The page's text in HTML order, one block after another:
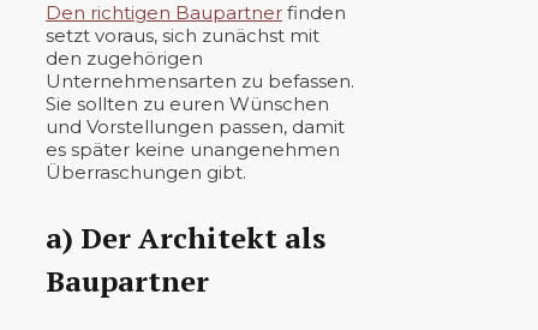
Den richtigen Baupartner finden
setzt voraus, sich zunächst mit
den zugehörigen
Unternehmensarten zu befassen.
Sie sollten zu euren Wünschen
und Vorstellungen passen, damit
es später keine unangenehmen
Überraschungen gibt.
a) Der Architekt als
Baupartner